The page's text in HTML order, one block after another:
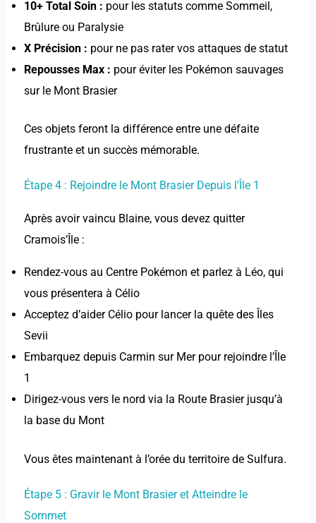
10+ Total Soin : pour les statuts comme Sommeil,
Brûlure ou Paralysie
X Précision : pour ne pas rater vos attaques de statut
Repousses Max : pour éviter les Pokémon sauvages
sur le Mont Brasier
Ces objets feront la différence entre une défaite
frustrante et un succès mémorable.
Étape 4 : Rejoindre le Mont Brasier Depuis l’Île 1
Après avoir vaincu Blaine, vous devez quitter
Cramois’Île :
Rendez-vous au Centre Pokémon et parlez à Léo, qui
vous présentera à Célio
Acceptez d’aider Célio pour lancer la quête des Îles
Sevii
Embarquez depuis Carmin sur Mer pour rejoindre l’Île
1
Dirigez-vous vers le nord via la Route Brasier jusqu’à
la base du Mont
Vous êtes maintenant à l’orée du territoire de Sulfura.
Étape 5 : Gravir le Mont Brasier et Atteindre le
Sommet